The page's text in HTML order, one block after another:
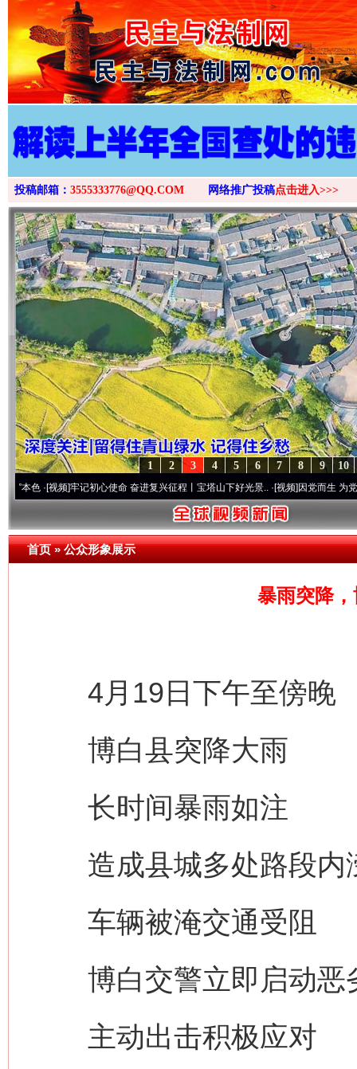
>
投稿邮箱： 3555333776@QQ.COM 网络推广投稿点击进入>>>
10
9
8
7
6
5
4
3
2
1
心使命 奋进复兴征程丨宝塔山下好光景..·[视频]因党而生 为党而战——百年“纪”事
首页»公众形象展示
暴雨突降
4月19日下午至傍晚
博白县突降大雨
长时间暴雨如注
造成县城多处路段内
车辆被淹交通受阻
博白交警立即启动恶
主动出击积极应对